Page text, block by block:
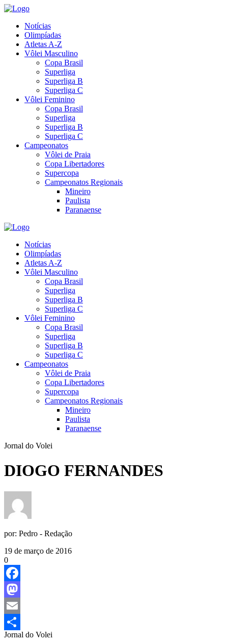
Notícias
Olimpíadas
Atletas A-Z
Vôlei Masculino
Copa Brasil
Superliga
Superliga B
Superliga C
Vôlei Feminino
Copa Brasil
Superliga
Superliga B
Superliga C
Campeonatos
Vôlei de Praia
Copa Libertadores
Supercopa
Campeonatos Regionais
Mineiro
Paulista
Paranaense
Notícias
Olimpíadas
Atletas A-Z
Vôlei Masculino
Copa Brasil
Superliga
Superliga B
Superliga C
Vôlei Feminino
Copa Brasil
Superliga
Superliga B
Superliga C
Campeonatos
Vôlei de Praia
Copa Libertadores
Supercopa
Campeonatos Regionais
Mineiro
Paulista
Paranaense
Jornal do Volei
DIOGO FERNANDES
por: Pedro - Redação
19 de março de 2016
0
Facebook
Mastodon
Email
Share
Jornal do Volei